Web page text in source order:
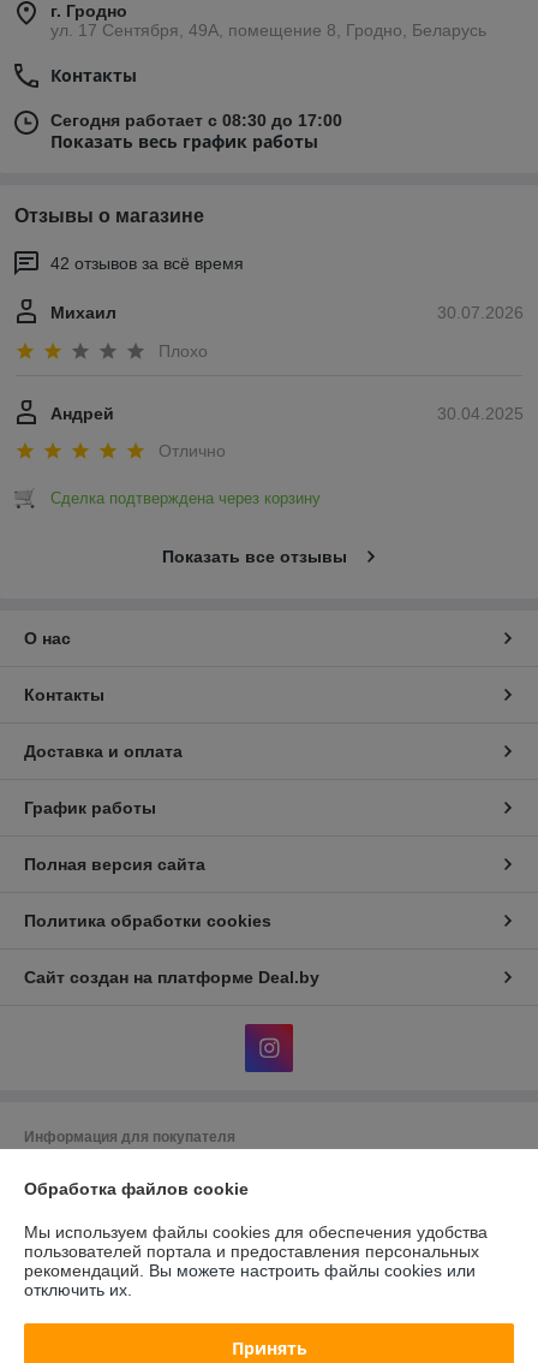
г. Гродно
ул. 17 Сентября, 49А, помещение 8, Гродно, Беларусь
Контакты
Сегодня работает с 08:30 до 17:00
Показать весь график работы
Отзывы о магазине
42 отзывов за всё время
30.07.2026
Михаил
Плохо
30.04.2025
Андрей
Отлично
Сделка подтверждена через корзину
Показать все отзывы
О нас
Контакты
Доставка и оплата
График работы
Полная версия сайта
Политика обработки cookies
Сайт создан на платформе Deal.by
Информация для покупателя
"АльгоТрейд"
вход с правого торца здания)
Регистрационный номер ЕГР: 591019949
Регистрационный орган: Гродненский городской исполнительный
Обработка файлов cookie
Мы используем файлы cookies для обеспечения удобства
пользователей портала и предоставления персональных
рекомендаций. Вы можете настроить файлы cookies или
отключить их.
Принять